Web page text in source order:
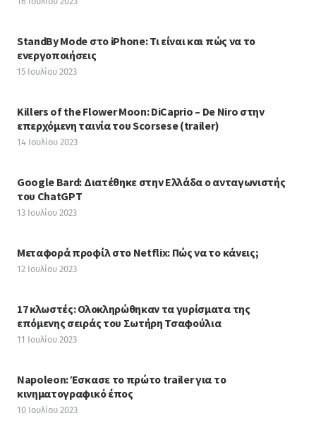
StandBy Mode στο iPhone: Τι είναι και πώς να το
ενεργοποιήσεις
15 Ιουλίου 2023
Killers of the Flower Moon: DiCaprio – De Niro στην
επερχόμενη ταινία του Scorsese (trailer)
14 Ιουλίου 2023
Google Bard: Διατέθηκε στην Ελλάδα ο ανταγωνιστής
του ChatGPT
13 Ιουλίου 2023
Μεταφορά προφίλ στο Netflix: Πώς να το κάνεις;
12 Ιουλίου 2023
17 κλωστές: Ολοκληρώθηκαν τα γυρίσματα της
επόμενης σειράς του Σωτήρη Τσαφούλια
11 Ιουλίου 2023
Napoleon: Έσκασε το πρώτο trailer για το
κινηματογραφικό έπος
10 Ιουλίου 2023